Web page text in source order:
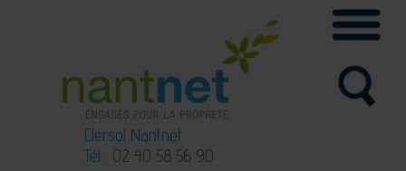
Clersol Nantnet
Tél : 02 40 58 56 90